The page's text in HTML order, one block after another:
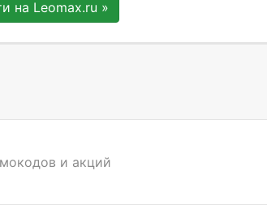
на Leomax.ru »
и акций